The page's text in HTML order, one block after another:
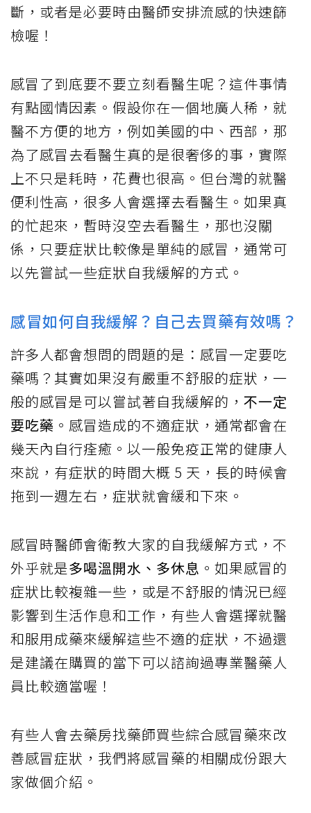
斷，或者是必要時由醫師安排流感的快速篩
檢喔！
感冒了到底要不要立刻看醫生呢？這件事情
有點國情因素。假設你在一個地廣人稀，就
醫不方便的地方，例如美國的中、西部，那
為了感冒去看醫生真的是很奢侈的事，實際
上不只是耗時，花費也很高。但台灣的就醫
便利性高，很多人會選擇去看醫生。如果真
的忙起來，暫時沒空去看醫生，那也沒關
係，只要症狀比較像是單純的感冒，通常可
以先嘗試一些症狀自我緩解的方式。
感冒如何自我緩解？自己去買藥有效嗎？
許多人都會想問的問題的是：感冒一定要吃
藥嗎？其實如果沒有嚴重不舒服的症狀，一
般的感冒是可以嘗試著自我緩解的， 不一定
要吃藥 。感冒造成的不適症狀，通常都會在
幾天內自行痊癒。以一般免疫正常的健康人
來說，有症狀的時間大概 5 天，長的時候會
拖到一週左右，症狀就會緩和下來。
感冒時醫師會衛教大家的自我緩解方式，不
外乎就是多喝溫開水、多休息 。如果感冒的
症狀比較複雜一些，或是不舒服的情況已經
影響到生活作息和工作，有些人會選擇就醫
和服用成藥來緩解這些不適的症狀，不過還
是建議在購買的當下可以諮詢過專業醫藥人
員比較適當喔！
有些人會去藥房找藥師買些綜合感冒藥來改
善感冒症狀，我們將感冒藥的相關成份跟大
家做個介紹。